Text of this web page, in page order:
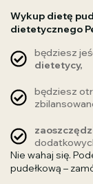
Wykup dietę
dietetycznego
będziesz
dietetycy,
będziesz
Nie wahaj się.
pudełkową –